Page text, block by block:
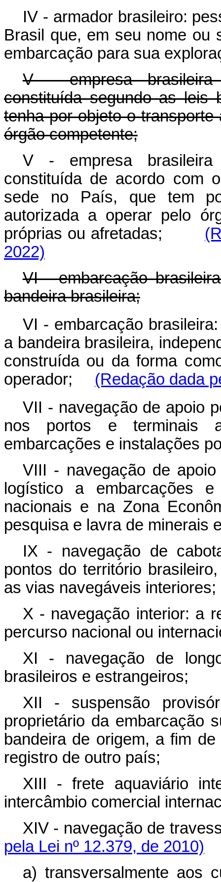
IV - armador brasileiro:
Brasil que, em seu nome ou
embarcação para sua
V - empresa brasileira
constituída segundo as leis
tenha por objeto o
órgão competente;
V - empresa brasileira
constituída de acordo com
sede no País, que tem
autorizada a operar pelo
próprias ou afretadas;
2022)
VI - embarcação
bandeira brasileira;
VI - embarcação
a bandeira brasileira,
construída ou da forma
operador; (Redação dada
VII - navegação de apoio
nos portos e terminais
embarcações e instalações
VIII - navegação de
logístico a embarcações
nacionais e na Zona
pesquisa e lavra de minerais
IX - navegação de
pontos do território
as vias navegáveis interiores;
X - navegação interior: a
percurso nacional ou
XI - navegação de
brasileiros e estrangeiros;
XII - suspensão
proprietário da embarcação
bandeira de origem, a fim
registro de outro país;
XIII - frete aquaviário
intercâmbio comercial
XIV - navegação de
pela Lei nº 12.379, de 2010)
a) transversalmente